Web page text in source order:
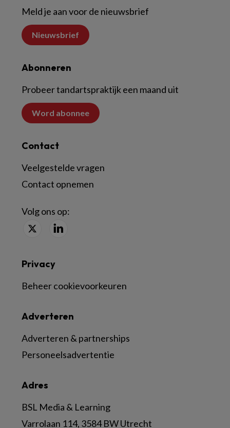
Meld je aan voor de nieuwsbrief
Nieuwsbrief
Abonneren
Probeer tandartspraktijk een maand uit
Word abonnee
Contact
Veelgestelde vragen
Contact opnemen
Volg ons op:
Adres
BSL Media & Learning
Varrolaan 114, 3584 BW Utrecht
Adverteren
Adverteren & partnerships
Personeelsadvertentie
Privacy
Beheer cookievoorkeuren